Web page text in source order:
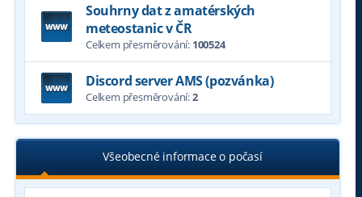
Souhrny dat z amatérských
meteostanic v ČR
Celkem přesměrování: 100524
Discord server AMS (pozvánka)
Celkem přesměrování:2
Všeobecné informace o počasí